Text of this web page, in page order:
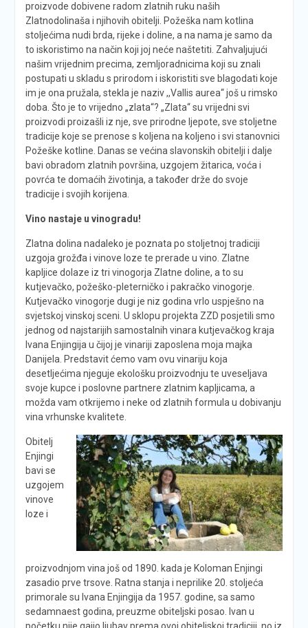
proizvode dobivene radom zlatnih ruku naših
Zlatnodolinaša i njihovih obitelji. Požeška nam kotlina
stoljećima nudi brda, rijeke i doline, a na nama je samo da
to iskoristimo na način koji joj neće naštetiti. Zahvaljujući
našim vrijednim precima, zemljoradnicima koji su znali
postupati u skladu s prirodom i iskoristiti sve blagodati koje
im je ona pružala, stekla je naziv ,,Vallis aurea“ još u rimsko
doba. Što je to vrijedno „zlata“? „Zlata“ su vrijedni svi
proizvodi proizašli iz nje, sve prirodne ljepote, sve stoljetne
tradicije koje se prenose s koljena na koljeno i svi stanovnici
Požeške kotline. Danas se većina slavonskih obitelji i dalje
bavi obradom zlatnih površina, uzgojem žitarica, voća i
povrća te domaćih životinja, a također drže do svoje
tradicije i svojih korijena.
Vino nastaje u vinogradu!
Zlatna dolina nadaleko je poznata po stoljetnoj tradiciji
uzgoja grožđa i vinove loze te prerade u vino. Zlatne
kapljice dolaze iz tri vinogorja Zlatne doline, a to su
kutjevačko, požeško-pleterničko i pakračko vinogorje.
Kutjevačko vinogorje dugi je niz godina vrlo uspješno na
svjetskoj vinskoj sceni. U sklopu projekta ZZD posjetili smo
jednog od najstarijih samostalnih vinara kutjevačkog kraja
Ivana Enjingija u čijoj je vinariji zaposlena moja majka
Danijela. Predstavit ćemo vam ovu vinariju koja
desetljećima njeguje ekološku proizvodnju te uveseljava
svoje kupce i poslovne partnere zlatnim kapljicama, a
možda vam otkrijemo i neke od zlatnih formula u dobivanju
vina vrhunske kvalitete.
Obitelj
Enjingi
bavi se
uzgojem
vinove
loze i
proizvodnjom vina još od 1890. kada je Koloman Enjingi
zasadio prve trsove. Ratna stanja i neprilike 20. stoljeća
primorale su Ivana Enjingija da 1957. godine, sa samo
sedamnaest godina, preuzme obiteljski posao. Ivan u